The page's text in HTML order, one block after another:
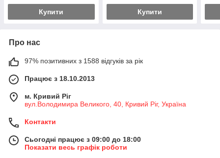
Купити Купити
Про нас
97% позитивних з 1588 відгуків за рік
Працює з 18.10.2013
м. Кривий Ріг
вул.Володимира Великого, 40, Кривий Ріг, Україна
Контакти
Сьогодні працює з 09:00 до 18:00
Показати весь графік роботи